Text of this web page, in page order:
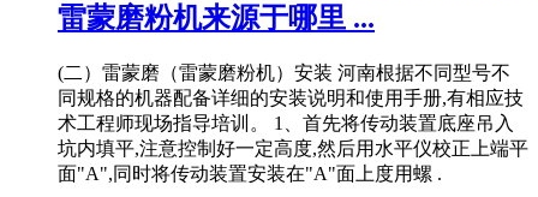
雷蒙磨粉机来源于哪里 ...
(二）雷蒙磨（雷蒙磨粉机）安装 河南根据不同型号不
同规格的机器配备详细的安装说明和使用手册,有相应技
术工程师现场指导培训。 1、首先将传动装置底座吊入
坑内填平,注意控制好一定高度,然后用水平仪校正上端平
面"A",同时将传动装置安装在"A"面上度用螺 .